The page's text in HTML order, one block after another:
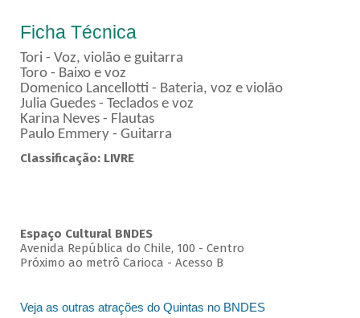
Ficha Técnica
Tori - Voz, violão e guitarra
Toro - Baixo e voz
Domenico Lancellotti - Bateria, voz e violão
Julia Guedes - Teclados e voz
Karina Neves - Flautas
Paulo Emmery - Guitarra
Classificação: LIVRE
Espaço Cultural BNDES
Avenida República do Chile, 100 - Centro
Próximo ao metrô Carioca - Acesso B
Veja as outras atrações do Quintas no BNDES